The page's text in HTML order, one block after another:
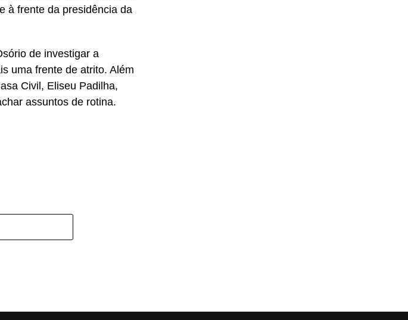
à frente da presidência da
de investigar a
uma frente de atrito. Além
Civil, Eliseu Padilha,
assuntos de rotina.